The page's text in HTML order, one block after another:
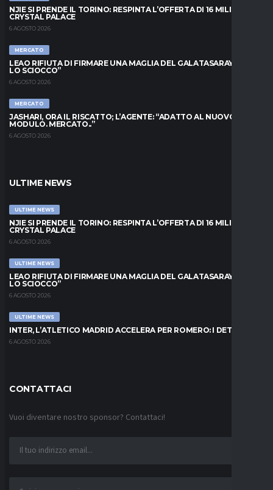
NJIE SI PRENDE IL TORINO: RESPINTA L’OFFERTA DI 16 MILIONI DAL
CRYSTAL PALACE
6 AGOSTO 2026
MERCATO
LEAO RIFIUTA DI FIRMARE UNA MAGLIA DEL GALATASARAY: “FAI
LO SCIOCCO”
6 AGOSTO 2026
MERCATO
JASHARI, ORA IL RISCATTO; L’AGENTE: “ADATTO AL NUOVO
MODULO. MERCATO..”
6 AGOSTO 2026
ULTIME NEWS
ULTIME NEWS
NJIE SI PRENDE IL TORINO: RESPINTA L’OFFERTA DI 16 MILIONI DAL
CRYSTAL PALACE
6 AGOSTO 2026
ULTIME NEWS
LEAO RIFIUTA DI FIRMARE UNA MAGLIA DEL GALATASARAY: “FAI
LO SCIOCCO”
6 AGOSTO 2026
ULTIME NEWS
INTER, L’ATLETICO MADRID ACCELERA PER ROMERO: I DETTAGLI
6 AGOSTO 2026
CONTATTACI
Vuoi diventare nostro sponsor? Contattaci!